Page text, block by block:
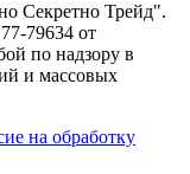
Секретно Трейд".
79634 от
по надзору в
и массовых
на обработку